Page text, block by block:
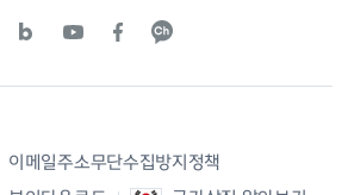
이메일주소무단수집방지정책